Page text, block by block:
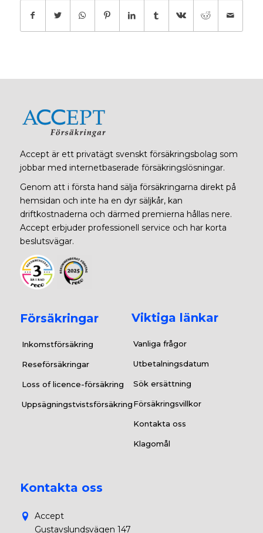
Accept är ett privatägt svenskt försäkringsbolag som
jobbar med internetbaserade försäkringslösningar.
Genom att i första hand sälja försäkringarna direkt på
hemsidan och inte ha en dyr säljkår, kan
driftkostnaderna och därmed premierna hållas nere.
Accept erbjuder professionell service och har korta
beslutsvägar.
Försäkringar
Inkomstförsäkring
Reseförsäkringar
Loss of licence-försäkring
Uppsägningstvistsförsäkring
Viktiga länkar
Vanliga frågor
Utbetalningsdatum
Sök ersättning
Försäkringsvillkor
Kontakta oss
Klagomål
Kontakta oss
Accept
Gustavslundsvägen 147